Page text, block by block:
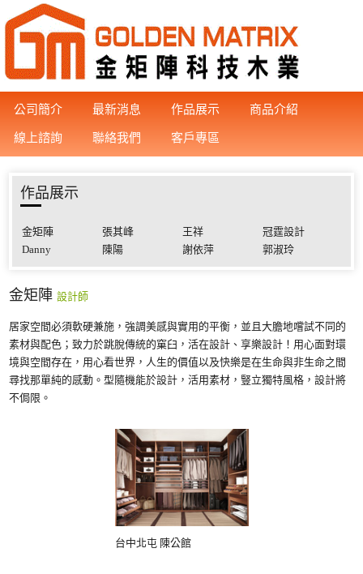
公司簡介 最新消息 作品展示 商品介紹
線上諮詢 聯絡我們 客戶專區
作品展示
金矩陣 張其峰 王祥
冠霆設計
Danny
陳陽 謝依萍 郭淑玲
金矩陣 設計師
居家空間必須軟硬兼施，強調美感與實用的平衡，並且大膽地嚐試不同的
素材與配色；致力於跳脫傳統的窠臼，活在設計、享樂設計！用心面對環
境與空間存在，用心看世界，人生的價值以及快樂是在生命與非生命之間
尋找那單純的感動。型隨機能於設計，活用素材，豎立獨特風格，設計將
不侷限。
台中北屯 陳公館